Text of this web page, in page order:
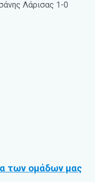
Λάρισας 1-0
των ομάδων μας